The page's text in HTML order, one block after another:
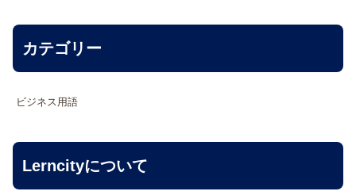
カテゴリー
ビジネス用語
Lerncityについて